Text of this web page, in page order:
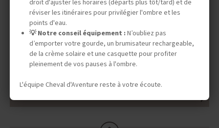
TOURISME RESPONSABLE
LE SAVIEZ-VOUS ?
droit d'ajuster les horaires (départs plus tôt/tard) et de
réviser les itinéraires pour privilégier l'ombre et les
points d'eau.
💡 Notre conseil équipement :N’oubliez pas
d’emporter votre gourde, un brumisateur rechargeable,
de la crème solaire et une casquette pour profiter
pleinement de vos pauses à l'ombre.
L'équipe Cheval d'Aventure reste à votre écoute.